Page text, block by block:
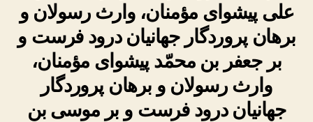
علی پیشوای مؤمنان، وارث رسولان و
برهان پروردگار جهانیان درود فرست و
بر جعفر بن محمّد پیشوای مؤمنان،
وارث رسولان و برهان پروردگار
جهانیان درود فرست و بر موسی بن